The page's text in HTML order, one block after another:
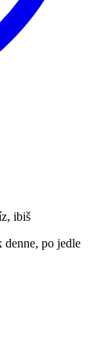
ibiš
po jedle